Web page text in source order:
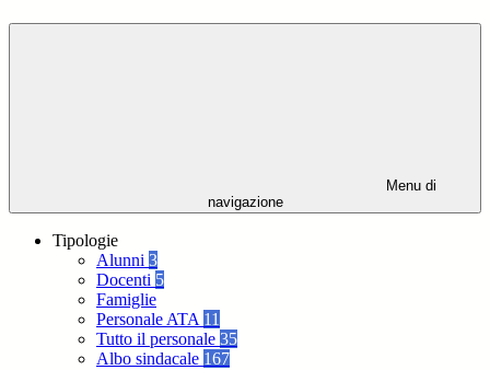
Menu di
navigazione
Tipologie
Alunni 3
Docenti 5
Famiglie
Personale ATA 11
Tutto il personale 35
Albo sindacale 167